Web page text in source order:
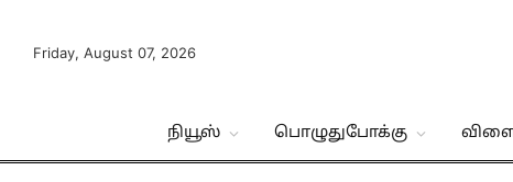
Friday, August 07, 2026
நியூஸ் பொழுதுபோக்கு